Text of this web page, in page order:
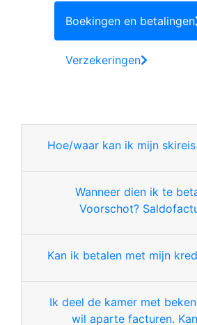
Boekingen en betalingen
Verzekeringen
Hoe/waar kan ik mijn
Wanneer dien ik te
Voorschot?
Kan ik betalen met mijn
Ik deel de kamer met
wil aparte facturen.